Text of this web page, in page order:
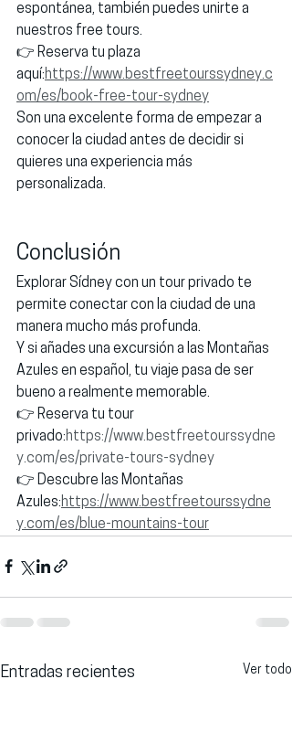
espontánea, también puedes unirte a
nuestros free tours.
👉 Reserva tu plaza
aquí:https://www.bestfreetourssydney.c
om/es/book-free-tour-sydney
Son una excelente forma de empezar a
conocer la ciudad antes de decidir si
quieres una experiencia más
personalizada.
Conclusión
Explorar Sídney con un tour privado te
permite conectar con la ciudad de una
manera mucho más profunda.
Y si añades una excursión a las Montañas
Azules en español, tu viaje pasa de ser
bueno a realmente memorable.
👉 Reserva tu tour
privado:https://www.bestfreetourssydne
y.com/es/private-tours-sydney
👉 Descubre las Montañas
Azules:https://www.bestfreetourssydne
y.com/es/blue-mountains-tour
Entradas recientes Ver todo